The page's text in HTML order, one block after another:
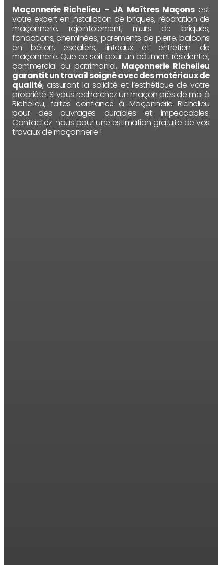
Maçonnerie Richelieu – JA Maîtres Maçonsest
votre expert en installation de briques, réparation de
maçonnerie, rejointoiement, murs de briques,
fondations, cheminées, parements de pierre, balcons
en béton, escaliers, linteaux et entretien de
maçonnerie. Que ce soit pour un bâtiment résidentiel,
commercial ou patrimonial, Maçonnerie Richelieu
garantit un travail soigné avec des matériaux de
qualité, assurant la solidité et l’esthétique de votre
propriété. Si vous recherchez un maçon près de moi à
Richelieu, faites confiance à Maçonnerie Richelieu
pour des ouvrages durables et impeccables.
Contactez-nous pour une estimation gratuite de vos
travaux de maçonnerie !